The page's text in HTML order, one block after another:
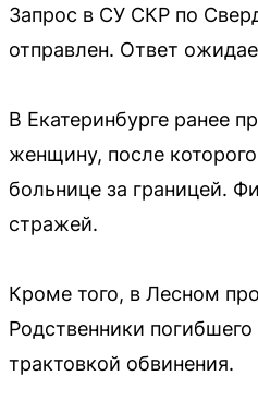
Запрос в СУ СКР по
отправлен. Ответ
В Екатеринбурге ранее
женщину, после
больнице за границей.
стражей.
Кроме того, в Лесном
Родственники
трактовкой обвинения.